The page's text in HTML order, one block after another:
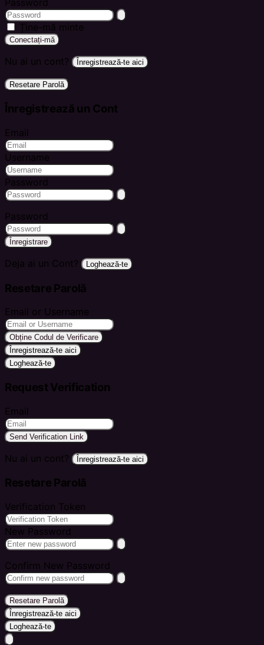
Password
Ține-mă minte
Conectați-mă
Nu ai un cont? Înregistrează-te aici
Resetare Parolă
Înregistrează un Cont
Email
Username
Password
Password
Înregistrare
Deja ai un Cont? Loghează-te
Resetare Parolă
Email or Username
Obține Codul de Verificare
Înregistrează-te aici
Loghează-te
Request Verification
Email
Send Verification Link
Nu ai un cont? Înregistrează-te aici
Resetare Parolă
Verification Token
New Password
Confirm New Password
Resetare Parolă
Înregistrează-te aici
Loghează-te